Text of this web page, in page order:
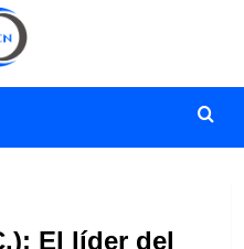
El líder del